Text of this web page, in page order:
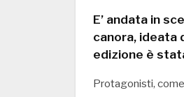
E’ andata in
canora, ideata
edizione è
Protagonisti,